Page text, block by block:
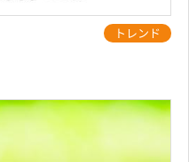
トレンド